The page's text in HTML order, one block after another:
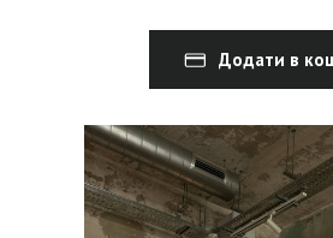
Додати в